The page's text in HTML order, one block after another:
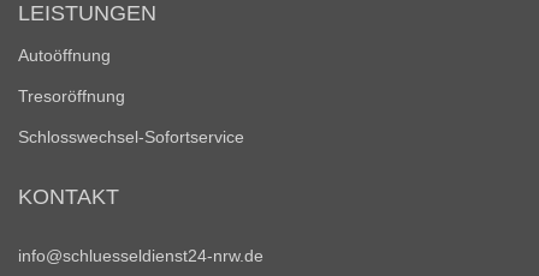
LEISTUNGEN
Autoöffnung
Tresoröffnung
Schlosswechsel-Sofortservice
KONTAKT
info@schluesseldienst24-nrw.de